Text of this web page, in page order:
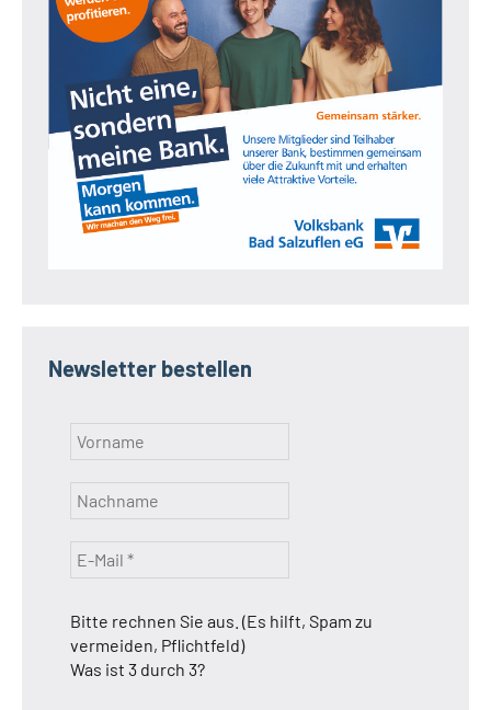
Newsletter bestellen
Bitte rechnen Sie aus. (Es hilft, Spam zu
vermeiden, Pflichtfeld)
Was ist 3 durch 3?